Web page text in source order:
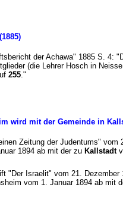
der Achawa" 1885 S. 4:
(die Lehrer Hosch in
255."
wird mit der Gemeinde in
Zeitung der Judentums" vom
1894 ab mit der zu Kallstadt
"Der Israelit" vom 21. Dezember
vom 1. Januar 1894 ab mit